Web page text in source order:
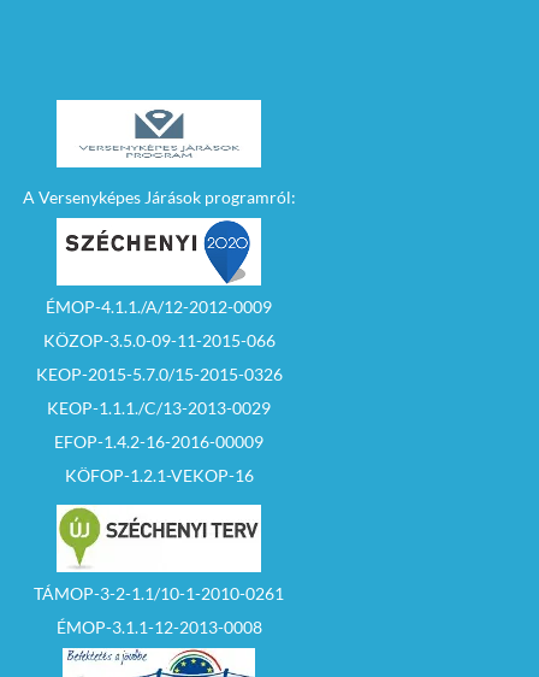
A Versenyképes Járások programról:
ÉMOP-4.1.1./A/12-2012-0009
KÖZOP-3.5.0-09-11-2015-066
KEOP-2015-5.7.0/15-2015-0326
KEOP-1.1.1./C/13-2013-0029
EFOP-1.4.2-16-2016-00009
KÖFOP-1.2.1-VEKOP-16
TÁMOP-3-2-1.1/10-1-2010-0261
ÉMOP-3.1.1-12-2013-0008